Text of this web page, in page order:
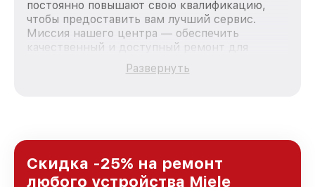
постоянно повышают свою квалификацию,
чтобы предоставить вам лучший сервис.
Миссия нашего центра — обеспечить
качественный и доступный ремонт для
каждого пользователя продукции Miele, вне
зависимости от сложности поломки. Мы
и лояльности наших клиентов.
Развернуть
Скидка -25% на ремонт
любого устройства Miele